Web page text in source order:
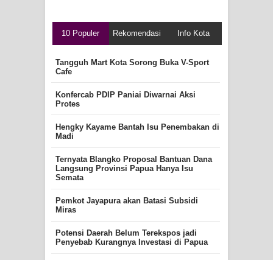
10 Populer Rekomendasi Info Kota
Tangguh Mart Kota Sorong Buka V-Sport
Cafe
Konfercab PDIP Paniai Diwarnai Aksi
Protes
Hengky Kayame Bantah Isu Penembakan di
Madi
Ternyata Blangko Proposal Bantuan Dana
Langsung Provinsi Papua Hanya Isu
Semata
Pemkot Jayapura akan Batasi Subsidi
Miras
Potensi Daerah Belum Terekspos jadi
Penyebab Kurangnya Investasi di Papua